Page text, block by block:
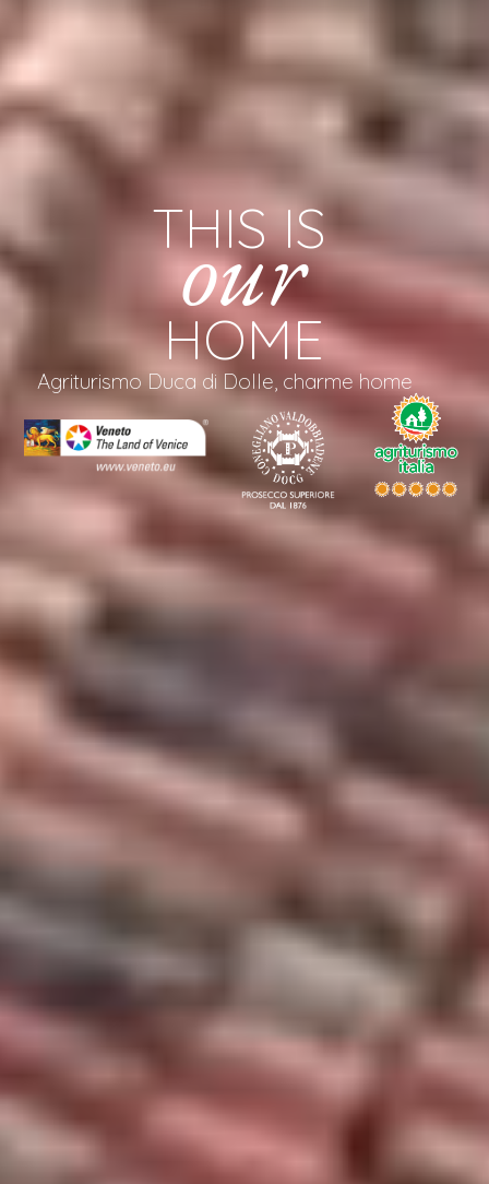
HOME
THIS IS
our
Agriturismo Duca di Dolle, charme home